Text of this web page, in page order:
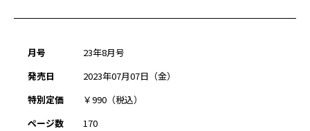
月号
23年8月号
発売日
2023年07月07日（金）
特別定価
￥990（税込）
ページ数
170